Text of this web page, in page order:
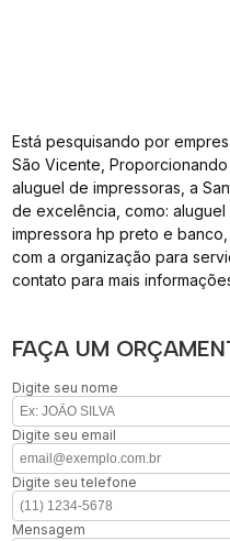
Está pesquisando por
São Vicente,
aluguel de impressoras, a
de excelência, como:
impressora hp preto e
com a organização para
contato para mais
FAÇA UM
Digite seu nome
Digite seu email
Digite seu telefone
Mensagem